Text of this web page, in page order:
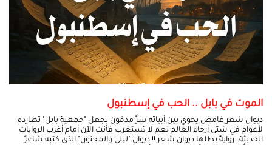
الموت في بابل .. الحب في إسطنبول
ديوان شعرٍ غامض يحوي بين أبياته سرٌّ مدفون يجعل "جمعية بابل" تطارده
لأعوام في شتّى أرجاء العالم نعم لا تستغرب فأنت الآن أمام أغرب الروايات
الحديثة..روايةٌ بطلها ديوان شعر !! ديوان "ليلى والمجنون" الذي كتبه شاعرٌ